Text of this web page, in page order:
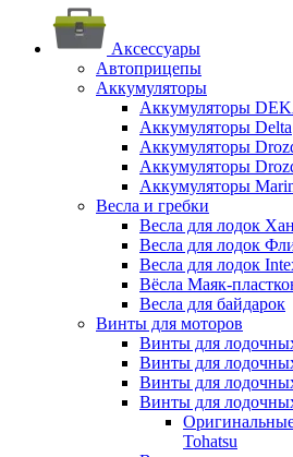
Аксессуары
Автоприцепы
Аккумуляторы
Аккумуляторы
Аккумуляторы Delta
Аккумуляторы
Аккумуляторы
Аккумуляторы
Весла и гребки
Весла для лодок
Весла для лодок
Весла для лодок
Вёсла Маяк-
Весла для байдарок
Винты для моторов
Винты для
Винты для
Винты для
Винты для
Tohatsu